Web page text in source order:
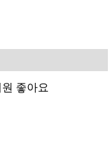
좋아요